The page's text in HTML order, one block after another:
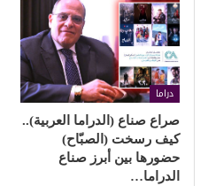
دراما
صراع صناع (الدراما العربية)..
كيف رسخت (الصبّاح)
حضورها بين أبرز صناع
الدراما…